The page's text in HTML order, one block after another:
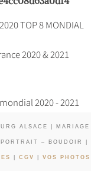
TOP 8 MONDIAL
2020 & 2021
2020 - 2021
ALSACE | MARIAGE
– BOUDOIR |
CGV VOS PHOTOS